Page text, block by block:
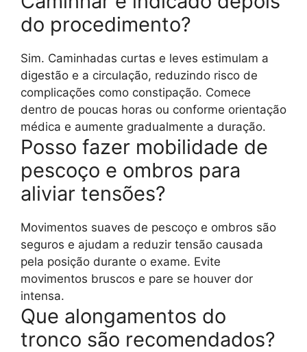
do procedimento?
Sim. Caminhadas curtas e leves estimulam a
digestão e a circulação, reduzindo risco de
complicações como constipação. Comece
dentro de poucas horas ou conforme orientação
médica e aumente gradualmente a duração.
Posso fazer mobilidade de
pescoço e ombros para
aliviar tensões?
Movimentos suaves de pescoço e ombros são
seguros e ajudam a reduzir tensão causada
pela posição durante o exame. Evite
movimentos bruscos e pare se houver dor
intensa.
Que alongamentos do
tronco são recomendados?